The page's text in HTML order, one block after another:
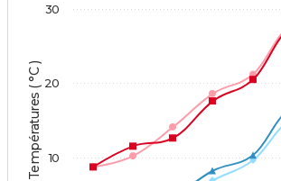
Températures ( °C ) 10
20
30